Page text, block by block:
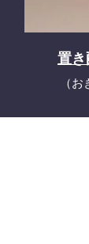
置き
（お